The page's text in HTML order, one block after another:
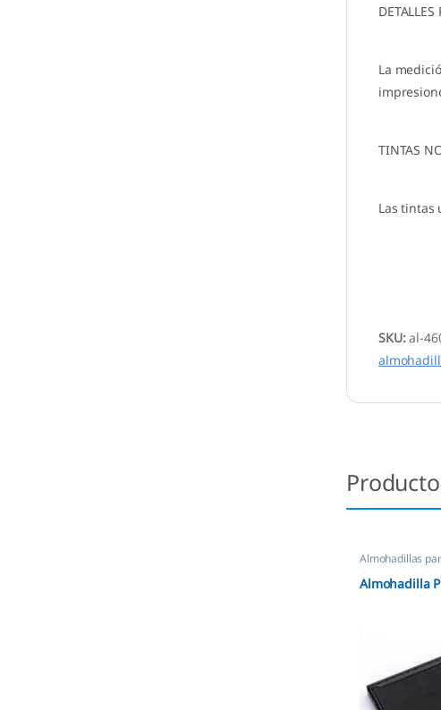
DETALLES
La
TINTAS
Las tintas
SKU:al-
Almohadillas
Automáticos ,
Almohadilla